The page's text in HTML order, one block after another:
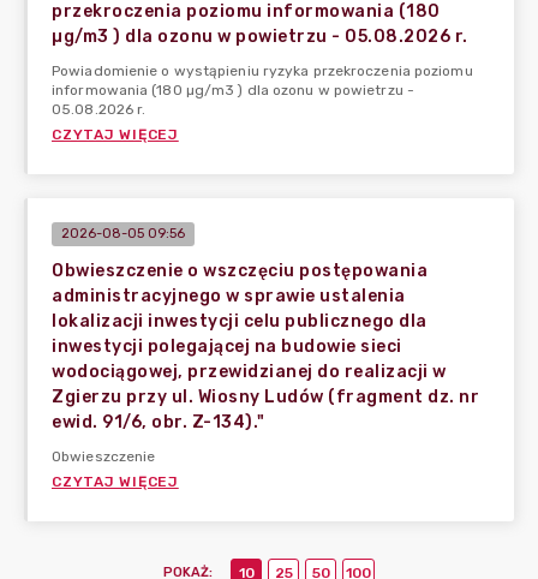
przekroczenia poziomu informowania (180
µg/m3 ) dla ozonu w powietrzu - 05.08.2026 r.
Powiadomienie o wystąpieniu ryzyka przekroczenia poziomu
informowania (180 µg/m3 ) dla ozonu w powietrzu -
05.08.2026 r.
CZYTAJ WIĘCEJ
2026-08-05 09:56
Obwieszczenie o wszczęciu postępowania
administracyjnego w sprawie ustalenia
lokalizacji inwestycji celu publicznego dla
inwestycji polegającej na budowie sieci
wodociągowej, przewidzianej do realizacji w
Zgierzu przy ul. Wiosny Ludów (fragment dz. nr
ewid. 91/6, obr. Z-134)."
Obwieszczenie
CZYTAJ WIĘCEJ
POKAŻ: 10 25 50
100